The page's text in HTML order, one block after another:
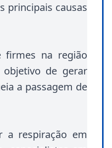
principais causas
firmes na região
de gerar
a passagem de
a respiração em